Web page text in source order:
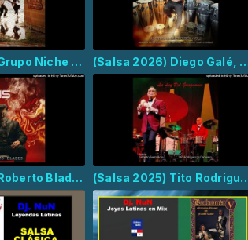
(Salsa 2026) Grupo Niche - Realidad-Es (Salsa 2026) Diego Galé, Tito
(Salsa 2026) Roberto Blades - Calle Luna Calle Sol (Salsa 2025) Tito Rodriguez Jr